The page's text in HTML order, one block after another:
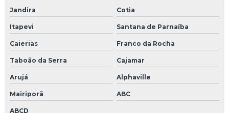
Jandira Cotia
Itapevi Santana de Parnaíba
Caierias Franco da Rocha
Taboão da Serra Cajamar
Arujá Alphaville
Mairiporã ABC
ABCD